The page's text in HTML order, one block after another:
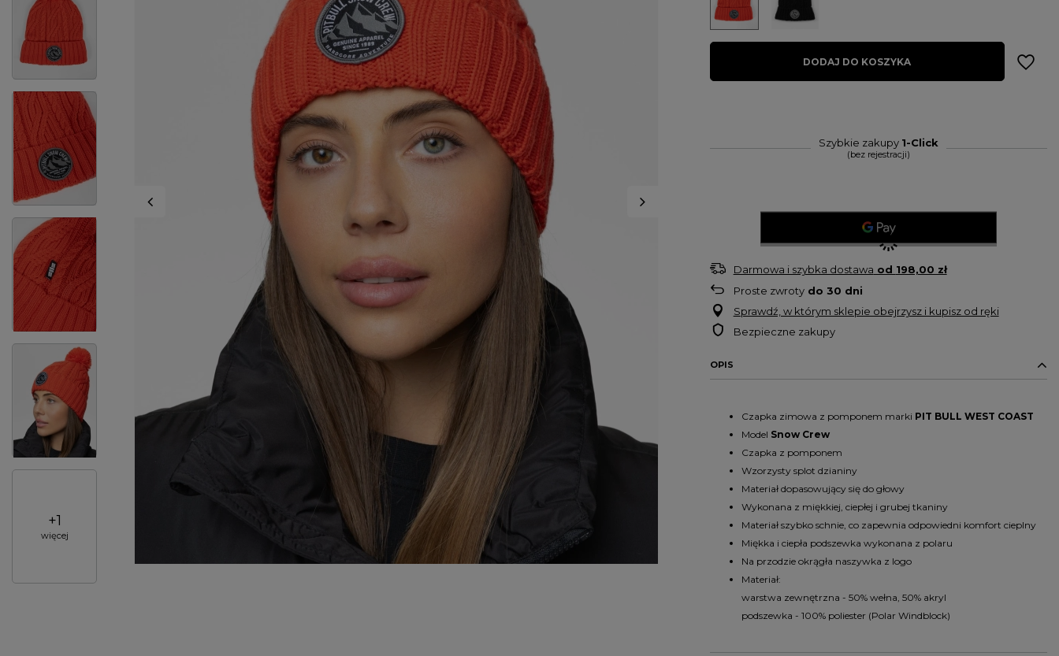
+1
więcej
DODAJ DO KOSZYKA
Szybkie zakupy 1-Click
(bez rejestracji)
Darmowa i szybka dostawa od 198,00 zł
Proste zwrotydo 30 dni
Sprawdź, w którym sklepie obejrzysz i kupisz od ręki
Bezpieczne zakupy
OPIS
Czapka zimowa z pomponem marki PIT BULL WEST COAST
Model Snow Crew
Czapka z pomponem
Wzorzysty splot dzianiny
Materiał dopasowujący się do głowy
Wykonana z miękkiej, ciepłej i grubej tkaniny
Materiał szybko schnie, co zapewnia odpowiedni komfort cieplny
Miękka i ciepła podszewka wykonana z polaru
Na przodzie okrągła naszywka z logo
Materiał:
warstwa zewnętrzna - 50% wełna, 50% akryl
podszewka - 100% poliester (Polar Windblock)